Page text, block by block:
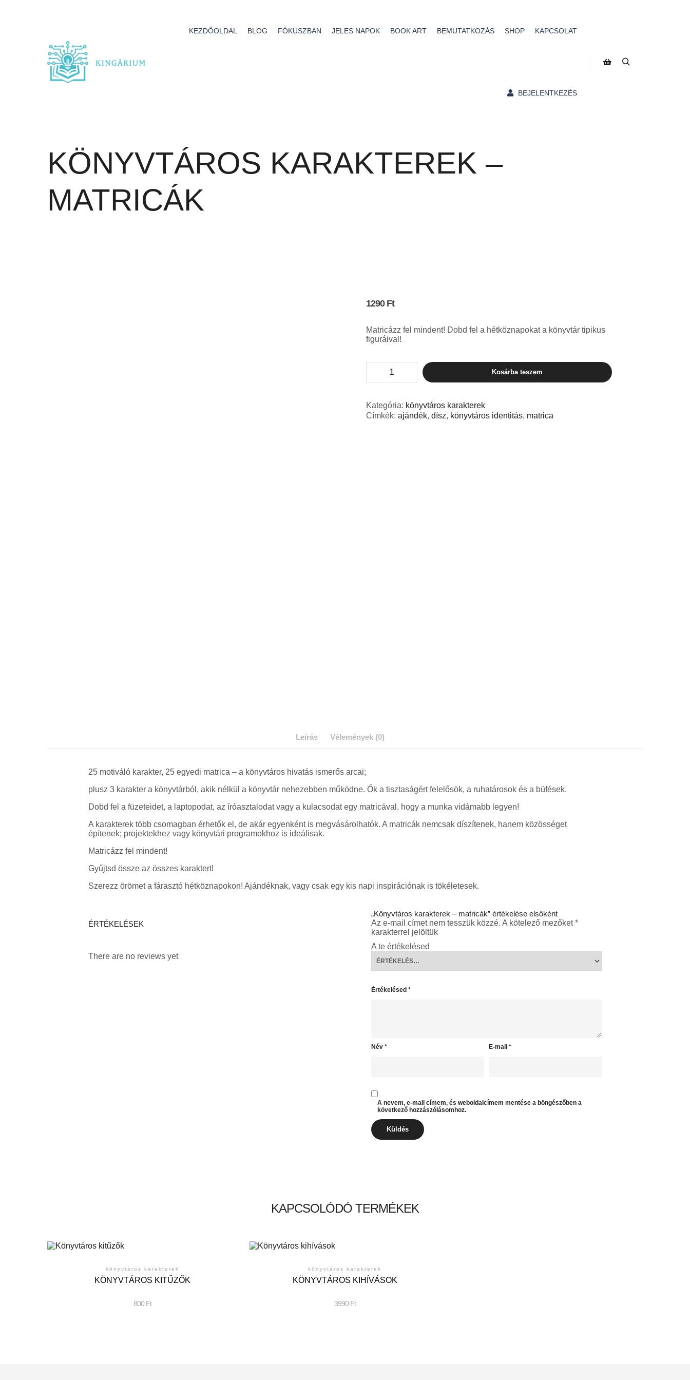
KEZDŐOLDAL BLOG FÓKUSZBAN JELES NAPOK BOOK ART BEMUTATKOZÁS SHOP KAPCSOLAT
BEJELENTKEZÉS
KÖNYVTÁROS KARAKTEREK –
MATRICÁK
1290 Ft
Matricázz fel mindent! Dobd fel a hétköznapokat a könyvtár tipikus
figuráival!
Kosárba teszem
Kategória: könyvtáros karakterek
Címkék:ajándék,dísz, könyvtáros identitás, matrica
Leírás Vélemények (0)
25 motiváló karakter, 25 egyedi matrica – a könyvtáros hivatás ismerős arcai;
plusz 3 karakter a könyvtárból, akik nélkül a könyvtár nehezebben működne. Ők a tisztaságért felelősök, a ruhatárosok és a büfések.
Dobd fel a füzeteidet, a laptopodat, az íróasztalodat vagy a kulacsodat egy matricával, hogy a munka vidámabb legyen!
A karakterek több csomagban érhetők el, de akár egyenként is megvásárolhatók. A matricák nemcsak díszítenek, hanem közösséget
építenek; projektekhez vagy könyvtári programokhoz is ideálisak.
Matricázz fel mindent!
Gyűjtsd össze az összes karaktert!
Szerezz örömet a fárasztó hétköznapokon! Ajándéknak, vagy csak egy kis napi inspirációnak is tökéletesek.
ÉRTÉKELÉSEK
There are no reviews yet
„Könyvtáros karakterek – matricák” értékelése elsőként
Az e-mail címet nem tesszük közzé. A kötelező mezőket*
karakterrel jelöltük
A te értékelésed
Értékelésed *
Név * E-mail *
A nevem, e-mail címem, és weboldalcímem mentése a böngészőben a
következő hozzászólásomhoz.
KAPCSOLÓDÓ TERMÉKEK
könyvtáros karakterek
KÖNYVTÁROS KITŰZŐK
800 Ft
könyvtáros karakterek
KÖNYVTÁROS KIHÍVÁSOK
3990 Ft